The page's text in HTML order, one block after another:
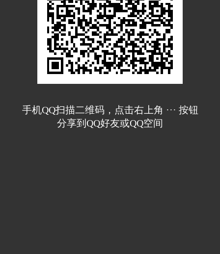
手机QQ扫描二维码，点击右上角 ··· 按钮
分享到QQ好友或QQ空间